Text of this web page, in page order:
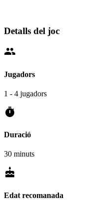
Detalls del joc
people
Jugadors
1 - 4 jugadors
timer
Duració
30 minuts
cake
Edat recomanada